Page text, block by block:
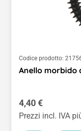
Codice prodotto:
Anello morbido
Prezzo normale:
4,40 €
Prezzi incl. IVA